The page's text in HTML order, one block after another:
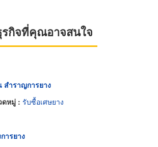
กิจที่คุณอาจสนใจ
สำราญการยาง
ดหมู่ : รับซื้อเศษยาง
ารยาง